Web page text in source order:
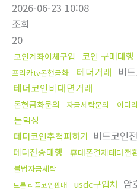
2026-06-23 10:08
조회
20
코인계좌이체구입 코인 구매대행
프리카tv돈현금화
테더거래 비
테더코인비대면거래
돈현금화문의 자금세탁문의 이더
돈믹싱
테더코인추척피하기 비트코인
테더전송대행 휴대폰결제테더전
불법자금세탁
트론 리플코인판매 usdc구입처 암